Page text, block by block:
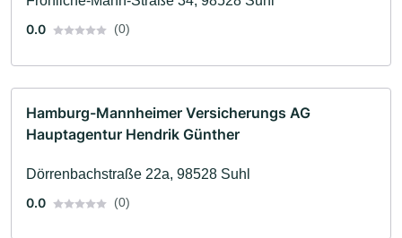
0.0
(0)
Hamburg-Mannheimer Versicherungs AG
Hauptagentur Hendrik Günther
Dörrenbachstraße 22a, 98528 Suhl
0.0
(0)